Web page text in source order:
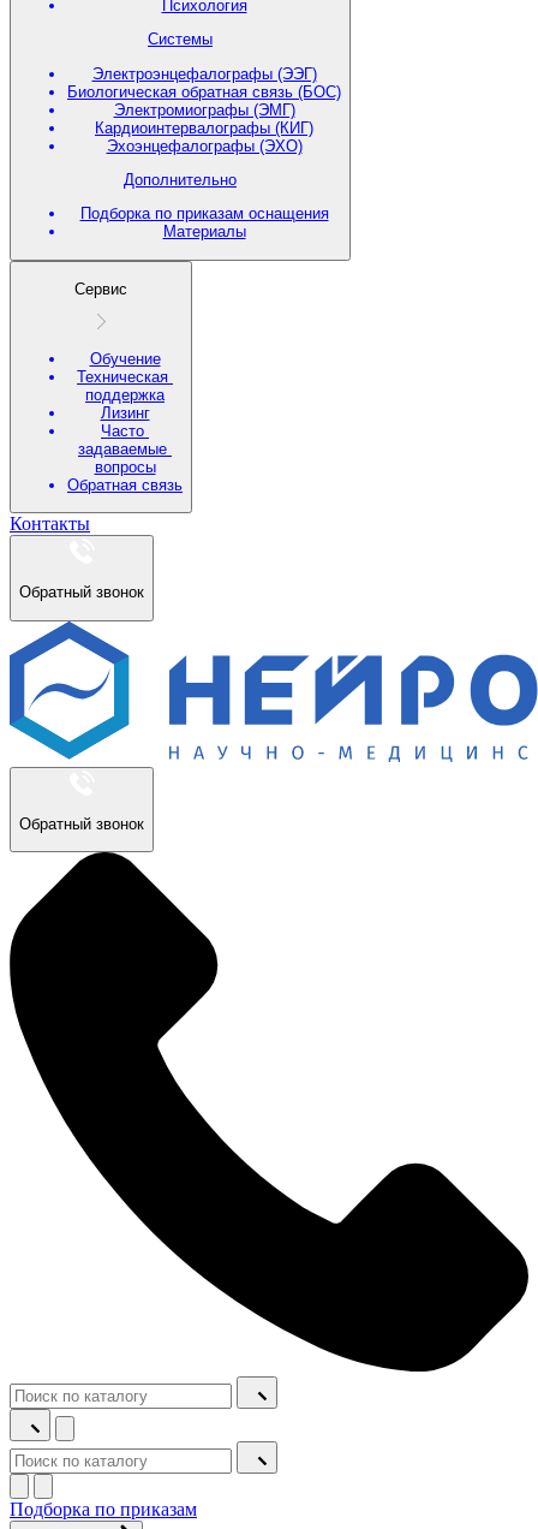
Психология
Системы
Электроэнцефалографы (ЭЭГ)
Биологическая обратная связь (БОС)
Электромиографы (ЭМГ)
Кардиоинтервалографы (КИГ)
Эхоэнцефалографы (ЭХО)
Дополнительно
Подборка по приказам оснащения
Материалы
Сервис
Обучение
Техническая
поддержка
Лизинг
Часто
задаваемые
вопросы
Обратная связь
Контакты
Обратный звонок
Обратный звонок
Подборка по приказам